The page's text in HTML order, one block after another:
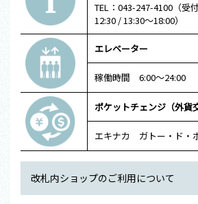
TEL：043-247-4100（
12:30 / 13:30～18:00）
エレベーター
稼働時間 6:00～24:00
ポケットチェンジ（外貨
エキナカ ガトー・ド・
改札内ショップのご利用について